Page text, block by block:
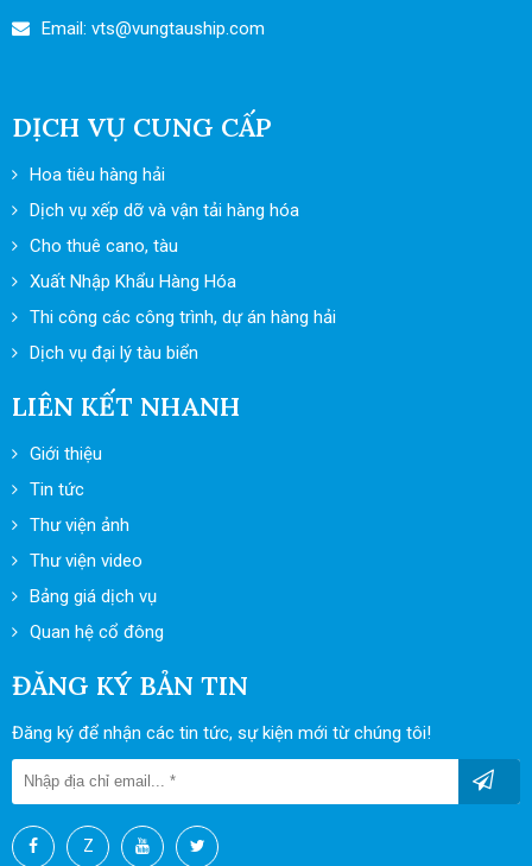
Email: vts@vungtauship.com
DỊCH VỤ CUNG CẤP
Hoa tiêu hàng hải
Dịch vụ xếp dỡ và vận tải hàng hóa
Cho thuê cano, tàu
Xuất Nhập Khẩu Hàng Hóa
Thi công các công trình, dự án hàng hải
Dịch vụ đại lý tàu biển
LIÊN KẾT NHANH
Giới thiệu
Tin tức
Thư viện ảnh
Thư viện video
Bảng giá dịch vụ
Quan hệ cổ đông
ĐĂNG KÝ BẢN TIN
Đăng ký để nhận các tin tức, sự kiện mới từ chúng tôi!
Z